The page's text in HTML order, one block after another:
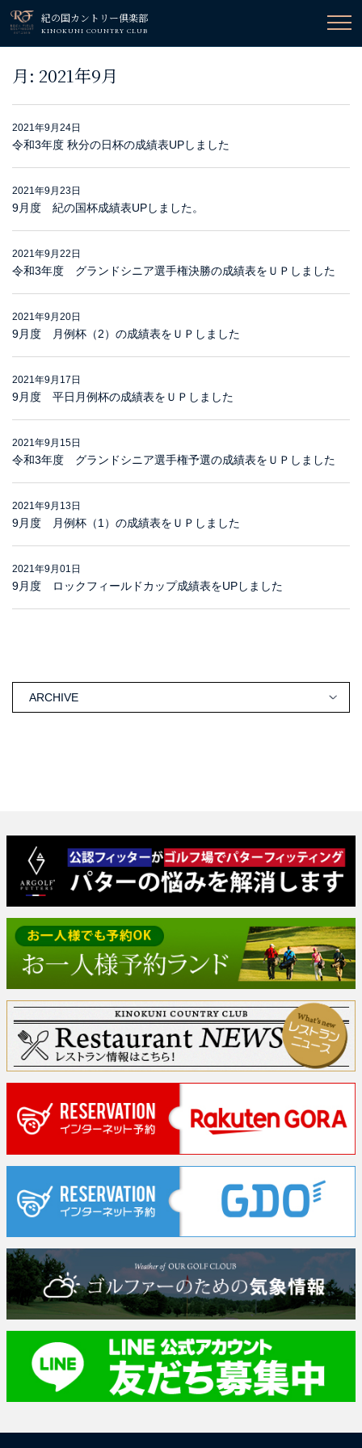
紀の国カントリー倶楽部
KINOKUNI COUNTRY CLUB
月: 2021年9月
2021年9月24日
令和3年度 秋分の日杯の成績表UPしました
2021年9月23日
9月度 紀の国杯成績表UPしました。
2021年9月22日
令和3年度 グランドシニア選手権決勝の成績表をＵＰしました
2021年9月20日
9月度 月例杯（2）の成績表をＵＰしました
2021年9月17日
9月度 平日月例杯の成績表をＵＰしました
2021年9月15日
令和3年度 グランドシニア選手権予選の成績表をＵＰしました
2021年9月13日
9月度 月例杯（1）の成績表をＵＰしました
2021年9月01日
9月度 ロックフィールドカップ成績表をUPしました
ARCHIVE